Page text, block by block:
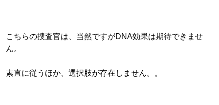
こちらの捜査官は、当然ですがDNA効果は期待できませ
ん。
素直に従うほか、選択肢が存在しません。。